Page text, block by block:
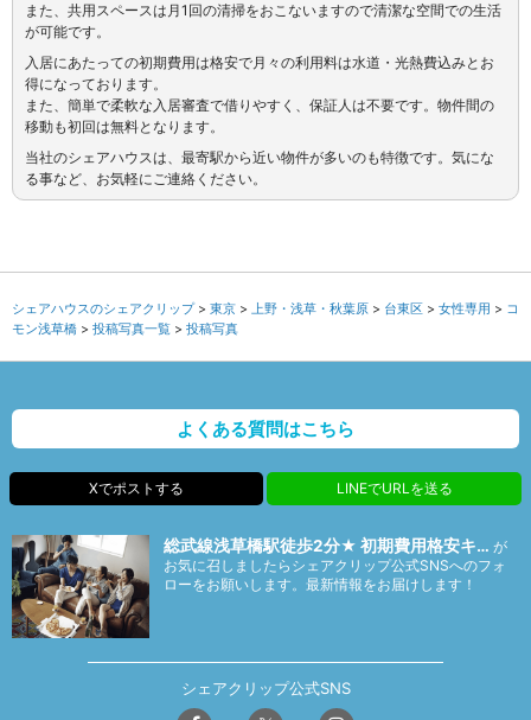
また、共用スペースは月1回の清掃をおこないますので清潔な空間での生活
が可能です。
入居にあたっての初期費用は格安で月々の利用料は水道・光熱費込みとお
得になっております。
また、簡単で柔軟な入居審査で借りやすく、保証人は不要です。物件間の
移動も初回は無料となります。
当社のシェアハウスは、最寄駅から近い物件が多いのも特徴です。気にな
る事など、お気軽にご連絡ください。
シェアハウスのシェアクリップ 東京 上野・浅草・秋葉原 台東区 女性専用
コ
モン浅草橋
投稿写真一覧 投稿写真
よくある質問はこちら
Xでポストする LINEでURLを送る
総武線浅草橋駅徒歩2分★ 初期費用格安キ… が
お気に召しましたらシェアクリップ公式SNSへのフォ
ローをお願いします。最新情報をお届けします！
シェアクリップ公式SNS